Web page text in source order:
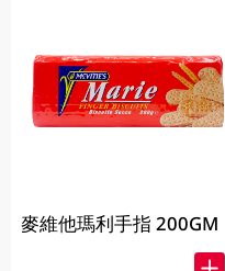
麥維他瑪利手指 200GM